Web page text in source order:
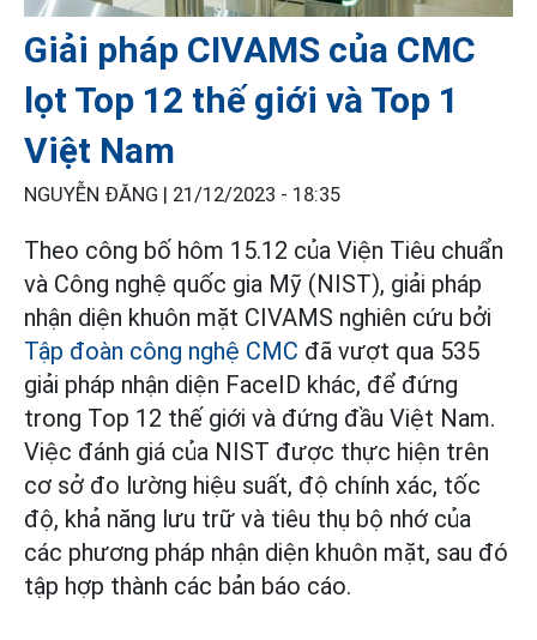
Giải pháp CIVAMS của CMC
lọt Top 12 thế giới và Top 1
Việt Nam
NGUYỄN ĐĂNG | 21/12/2023 - 18:35
Theo công bố hôm 15.12 của Viện Tiêu chuẩn
và Công nghệ quốc gia Mỹ (NIST), giải pháp
nhận diện khuôn mặt CIVAMS nghiên cứu bởi
Tập đoàn công nghệ CMC đã vượt qua 535
giải pháp nhận diện FaceID khác, để đứng
trong Top 12 thế giới và đứng đầu Việt Nam.
Việc đánh giá của NIST được thực hiện trên
cơ sở đo lường hiệu suất, độ chính xác, tốc
độ, khả năng lưu trữ và tiêu thụ bộ nhớ của
các phương pháp nhận diện khuôn mặt, sau đó
tập hợp thành các bản báo cáo.